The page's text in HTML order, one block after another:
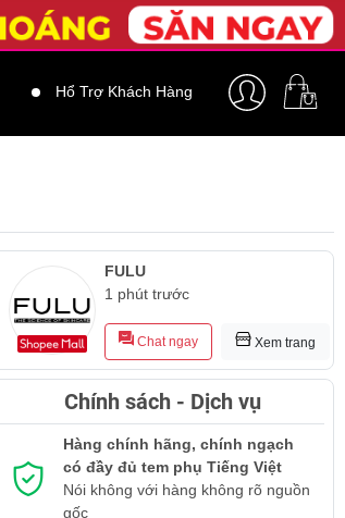
Hổ Trợ Khách Hàng
FULU
1 phút trước
Chat ngay Xem trang
Chính sách - Dịch vụ
Hàng chính hãng, chính ngạch
có đầy đủ tem phụ Tiếng Việt
Nói không với hàng không rõ nguồn
gốc